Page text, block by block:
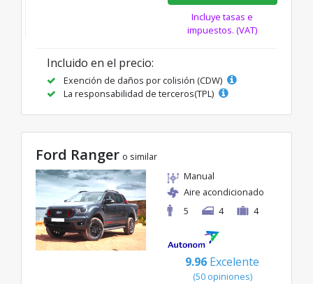
Incluye tasas e
impuestos. (VAT)
Incluido en el precio:
Exención de daños por colisión (CDW)
La responsabilidad de terceros(TPL)
Ford Ranger o similar
Manual
Aire acondicionado
5
4 4
9.96 Excelente
(50 opiniones)